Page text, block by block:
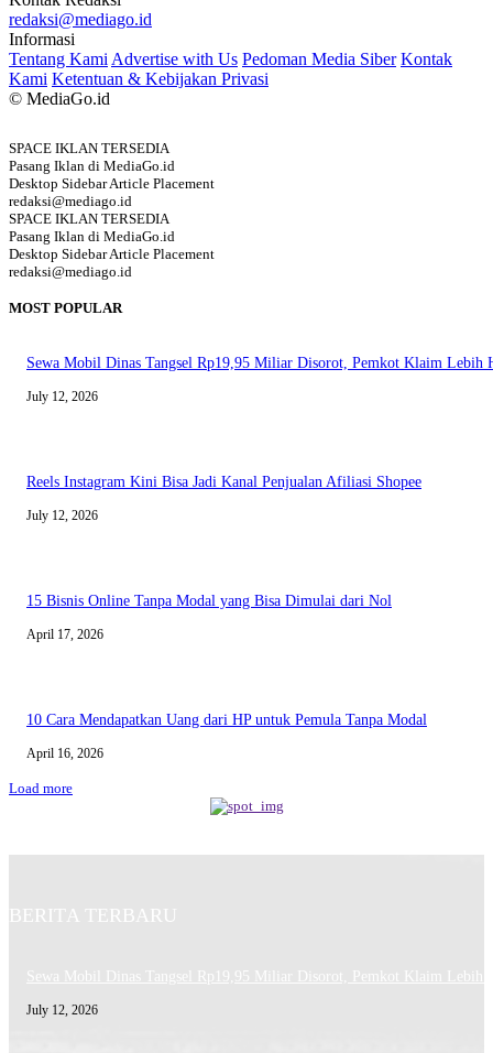
redaksi@mediago.id
Informasi
Tentang Kami Advertise with Us Pedoman Media Siber Kontak
Kami Ketentuan & Kebijakan Privasi
© MediaGo.id
SPACE IKLAN TERSEDIA
Pasang Iklan di MediaGo.id
Desktop Sidebar Article Placement
redaksi@mediago.id
SPACE IKLAN TERSEDIA
Pasang Iklan di MediaGo.id
Desktop Sidebar Article Placement
redaksi@mediago.id
MOST POPULAR
Sewa Mobil Dinas Tangsel Rp19,95 Miliar Disorot, Pemkot Klaim Lebih
July 12, 2026
Reels Instagram Kini Bisa Jadi Kanal Penjualan Afiliasi Shopee
July 12, 2026
15 Bisnis Online Tanpa Modal yang Bisa Dimulai dari Nol
April 17, 2026
10 Cara Mendapatkan Uang dari HP untuk Pemula Tanpa Modal
April 16, 2026
Load more
BERITA TERBARU
Sewa Mobil Dinas Tangsel Rp19,95 Miliar Disorot, Pemkot Klaim Lebih
July 12, 2026